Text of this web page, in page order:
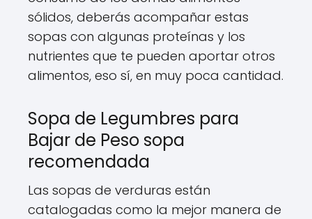
sólidos, deberás acompañar estas
sopas con algunas proteínas y los
nutrientes que te pueden aportar otros
alimentos, eso sí, en muy poca cantidad.
Sopa de Legumbres para
Bajar de Peso sopa
recomendada
Las sopas de verduras están
catalogadas como la mejor manera de